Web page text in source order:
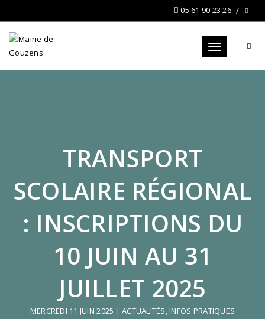
05 61 90 23 26
Toggle
TRANSPORT
SCOLAIRE RÉGIONAL
: INSCRIPTIONS DU
10 JUIN AU 31
JUILLET 2025
MERCREDI 11 JUIN 2025 |ACTUALITÉS, INFOS PRATIQUES